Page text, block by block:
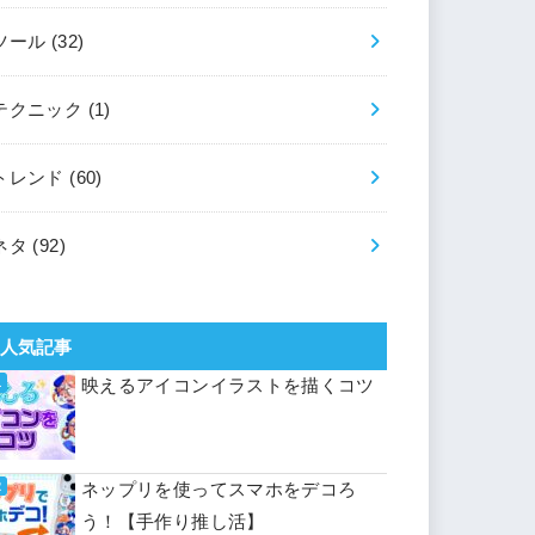
ール (32)
クニック (1)
レンド (60)
タ (92)
人気記事
映えるアイコンイラストを描くコツ
ネップリを使ってスマホをデコろ
う！【手作り推し活】